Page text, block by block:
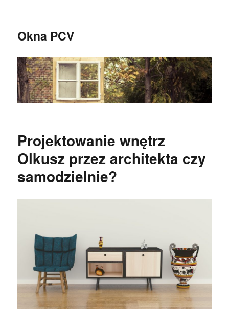
Okna PCV
Projektowanie wnętrz
Olkusz przez architekta czy
samodzielnie?